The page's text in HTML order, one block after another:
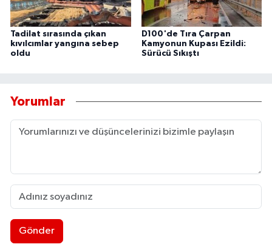
Tadilat sırasında çıkan
kıvılcımlar yangına sebep
oldu
D100'de Tıra Çarpan
Kamyonun Kupası Ezildi:
Sürücü Sıkıştı
Yorumlar
Gönder